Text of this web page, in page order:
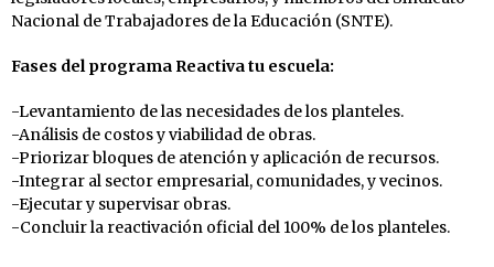
Nacional de Trabajadores de la Educación (SNTE).
Fases del programa Reactiva tu escuela:
-Levantamiento de las necesidades de los planteles.
-Análisis de costos y viabilidad de obras.
-Priorizar bloques de atención y aplicación de recursos.
-Integrar al sector empresarial, comunidades, y vecinos.
-Ejecutar y supervisar obras.
-Concluir la reactivación oficial del 100% de los planteles.